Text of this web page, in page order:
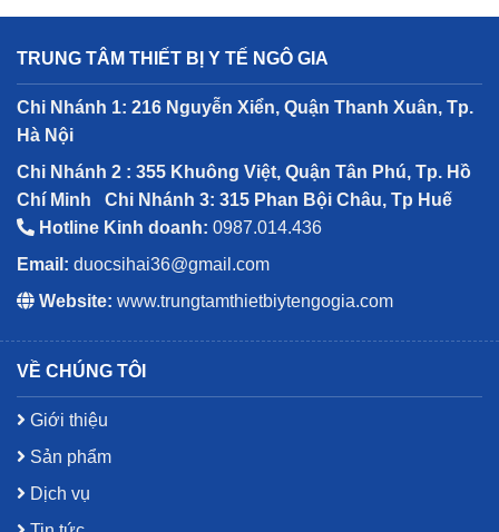
TRUNG TÂM THIẾT BỊ Y TẾ NGÔ GIA
Chi Nhánh 1: 216 Nguyễn Xiển, Quận Thanh Xuân, Tp.
Hà Nội
Chi Nhánh 2 : 355 Khuông Việt, Quận Tân Phú, Tp. Hồ
Chí Minh
Chi Nhánh 3: 315 Phan Bội Châu, Tp Huế
Hotline Kinh doanh: 0987.014.436
Email: duocsihai36@gmail.com
Website: www.trungtamthietbiytengogia.com
VỀ CHÚNG TÔI
Giới thiệu
Sản phẩm
Dịch vụ